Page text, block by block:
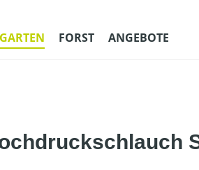
GARTEN FORST ANGEBOTE